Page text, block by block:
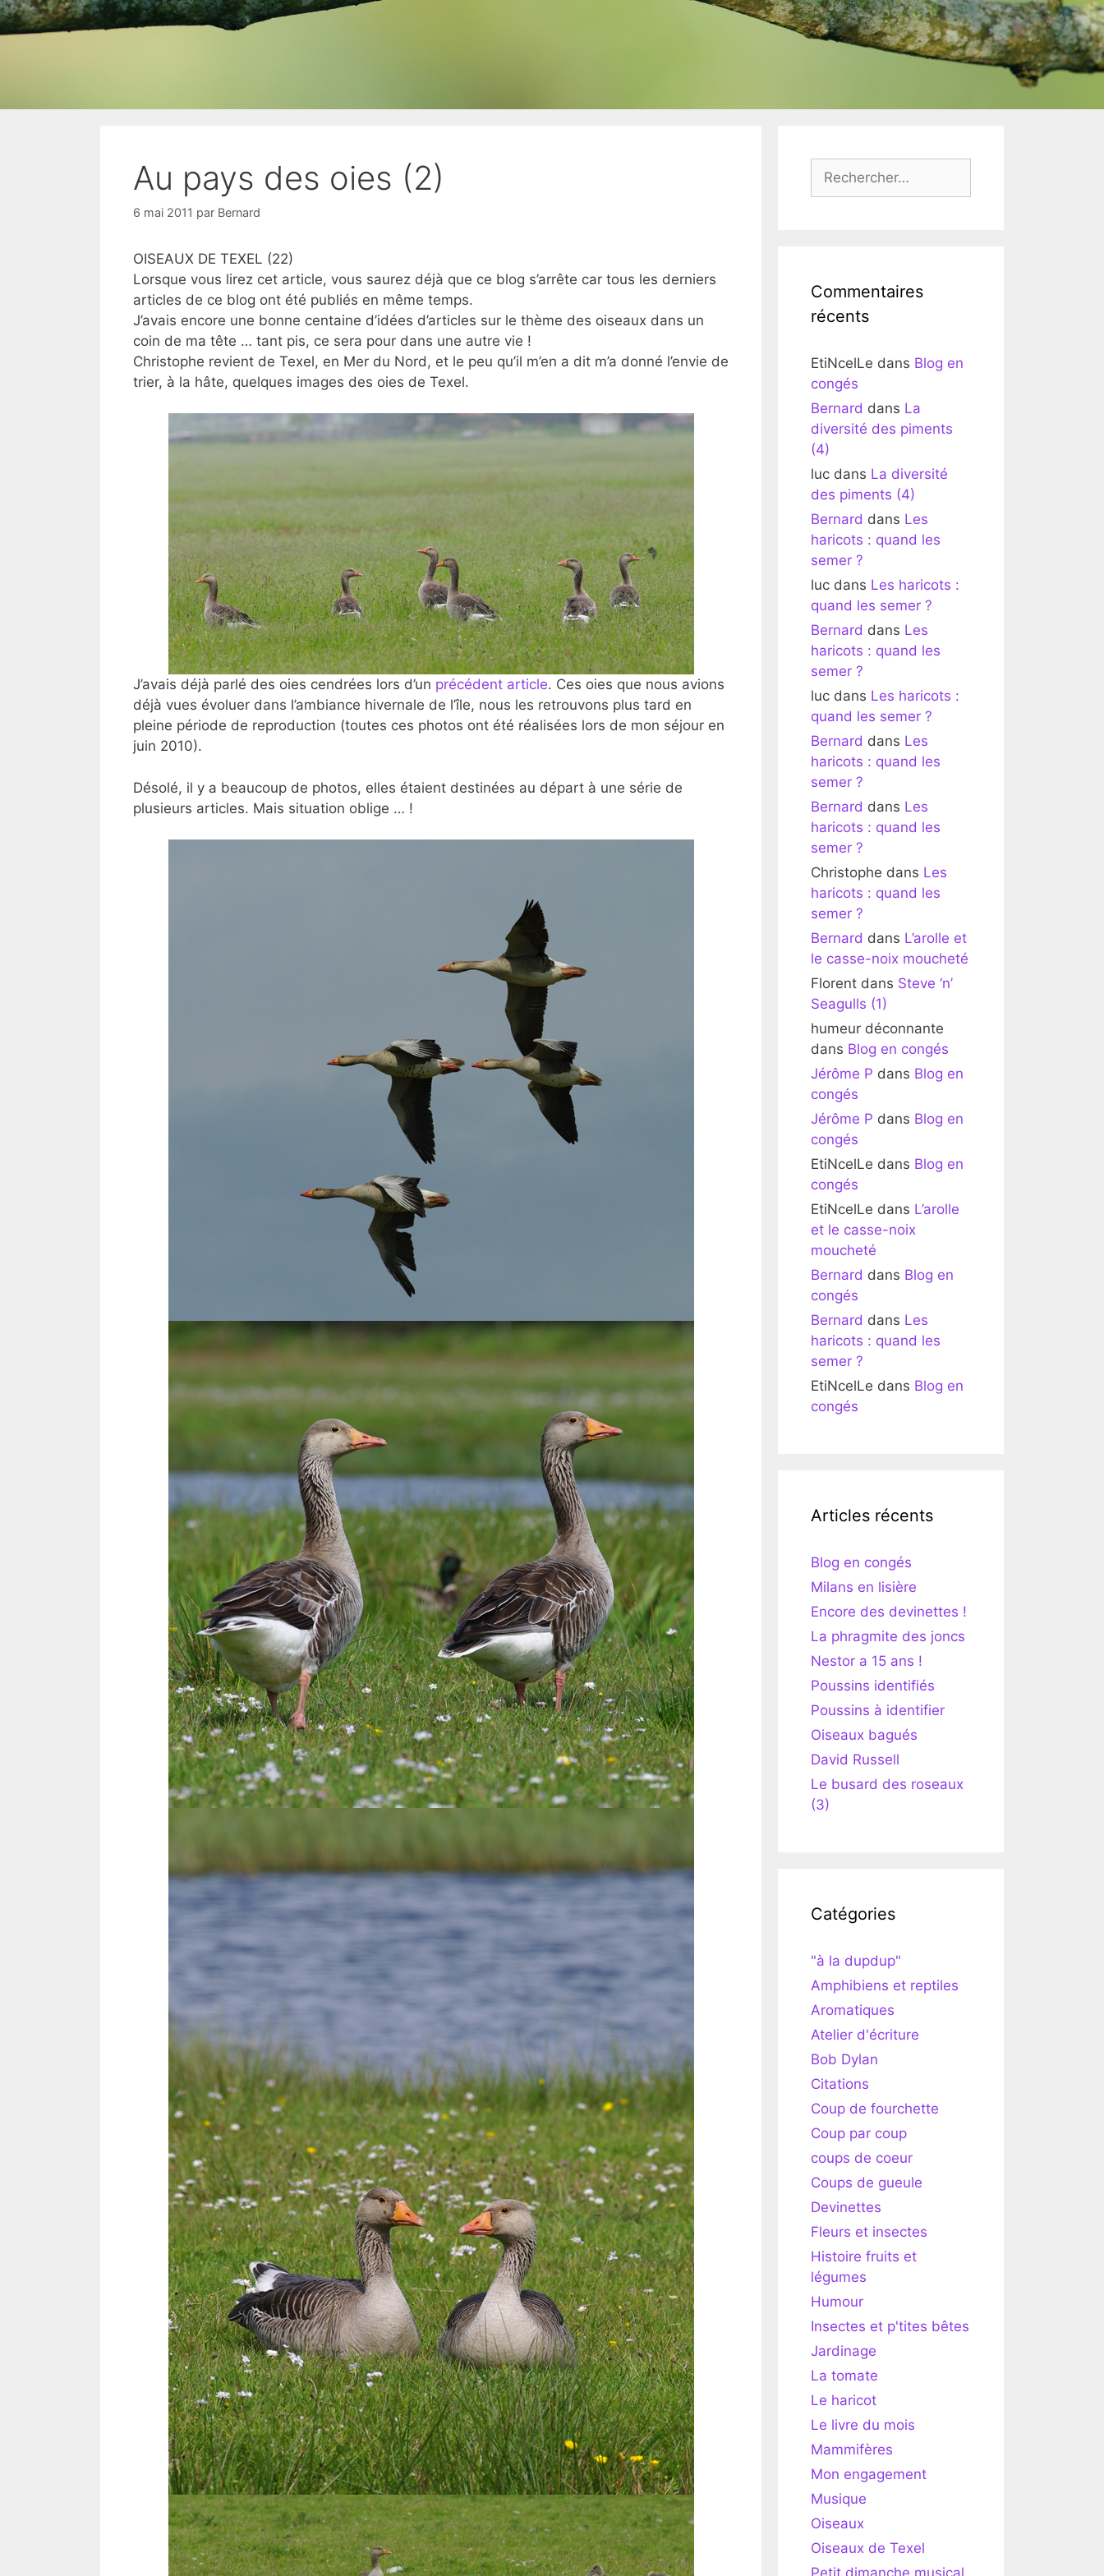
Au pays des oies (2)
6 mai 2011 par Bernard
OISEAUX DE TEXEL (22)
Lorsque vous lirez cet article, vous saurez déjà que ce blog s’arrête car tous les derniers
articles de ce blog ont été publiés en même temps.
J’avais encore une bonne centaine d’idées d’articles sur le thème des oiseaux dans un
coin de ma tête … tant pis, ce sera pour dans une autre vie !
Christophe revient de Texel, en Mer du Nord, et le peu qu’il m’en a dit m’a donné l’envie de
trier, à la hâte, quelques images des oies de Texel.
J’avais déjà parlé des oies cendrées lors d’un précédent article. Ces oies que nous avions
déjà vues évoluer dans l’ambiance hivernale de l’île, nous les retrouvons plus tard en
pleine période de reproduction (toutes ces photos ont été réalisées lors de mon séjour en
juin 2010).
Désolé, il y a beaucoup de photos, elles étaient destinées au départ à une série de
plusieurs articles. Mais situation oblige … !
Commentaires
récents
EtiNcelLe dans Blog en
congés
Bernard dans La
diversité des piments
(4)
luc dans La diversité
des piments (4)
Bernard dans Les
haricots : quand les
semer ?
luc dans Les haricots :
quand les semer ?
Bernard dans Les
haricots : quand les
semer ?
luc dans Les haricots :
quand les semer ?
Bernard dans Les
haricots : quand les
semer ?
Bernard dans Les
haricots : quand les
semer ?
Christophe dans Les
haricots : quand les
semer ?
Bernard dans L’arolle et
le casse-noix moucheté
Florent dans Steve ‘n’
Seagulls (1)
humeur déconnante
dans Blog en congés
Jérôme P dans Blog en
congés
Jérôme P dans Blog en
congés
EtiNcelLe dans Blog en
congés
EtiNcelLe dans L’arolle
et le casse-noix
moucheté
Bernard dans Blog en
congés
Bernard dans Les
haricots : quand les
semer ?
EtiNcelLe dans Blog en
congés
Articles récents
Blog en congés
Milans en lisière
Encore des devinettes !
La phragmite des joncs
Nestor a 15 ans !
Poussins identifiés
Poussins à identifier
Oiseaux bagués
David Russell
Le busard des roseaux
(3)
Catégories
"à la dupdup"
Amphibiens et reptiles
Aromatiques
Atelier d'écriture
Bob Dylan
Citations
Coup de fourchette
Coup par coup
coups de coeur
Coups de gueule
Devinettes
Fleurs et insectes
Histoire fruits et
légumes
Humour
Insectes et p'tites bêtes
Jardinage
La tomate
Le haricot
Le livre du mois
Mammifères
Mon engagement
Musique
Oiseaux
Oiseaux de Texel
Petit dimanche musical